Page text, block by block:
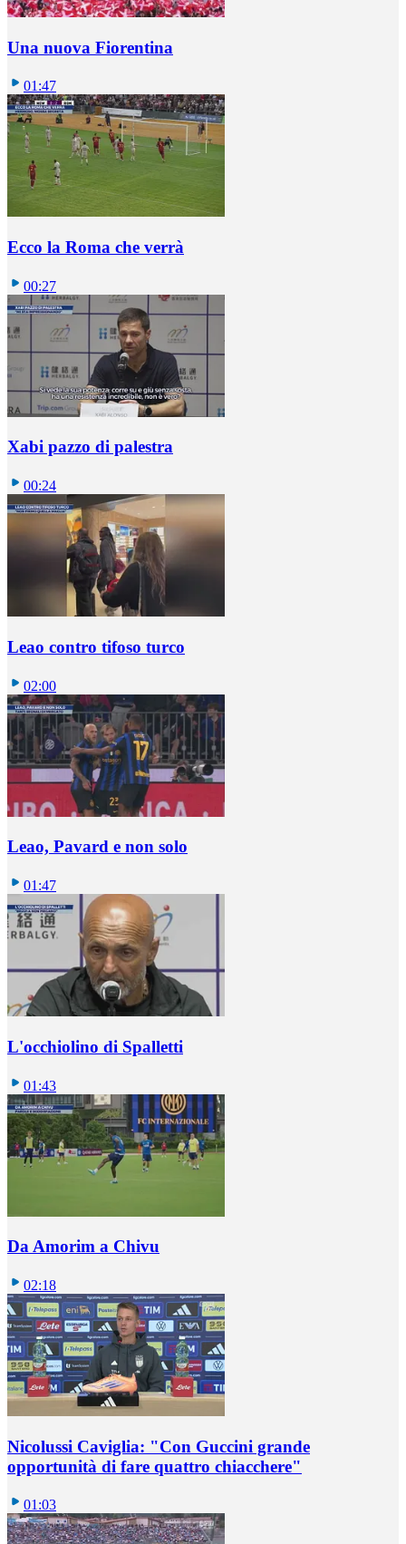
Una nuova Fiorentina
01:47
Ecco la Roma che verrà
00:27
Xabi pazzo di palestra
00:24
Leao contro tifoso turco
02:00
Leao, Pavard e non solo
01:47
L'occhiolino di Spalletti
01:43
Da Amorim a Chivu
02:18
Nicolussi Caviglia: "Con Guccini grande
opportunità di fare quattro chiacchere"
01:03